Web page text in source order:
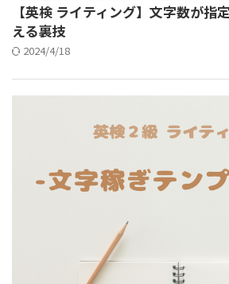
【英検 ライティング】文字数が指
える裏技
2024/4/18